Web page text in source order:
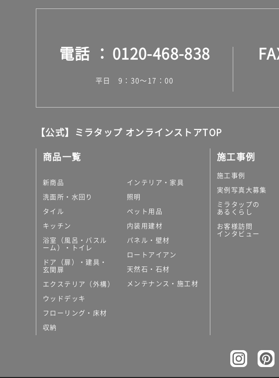
外壁タイル
洗面台タイル
屋内床タイル
テラコッタ調タイル
キッチン
コンパクトキッチン
コンパクトキッチンその他
カップボード（食器棚・キッチンボード）
コンビネーションキッチン（セクショナル
キッチン）
キッチン機器
電話 0120-468-838
平日 9：30～17：00
【公式】ミラタップ オンラインストアTOP
商品一覧
新商品
洗面所・水回り
タイル
キッチン
浴室（風呂・バスル
ーム）・トイレ
ドア（扉）・建具・
玄関扉
エクステリア（外構）
ウッドデッキ
フローリング・床材
収納
インテリア・家具
照明
ペット用品
内装用建材
パネル・壁材
ロートアイアン
天然石・石材
メンテナンス・施工材
施工事例
施工事例
実例写真大募集
ミラタップの
あるくらし
お客様訪問
インタビュー